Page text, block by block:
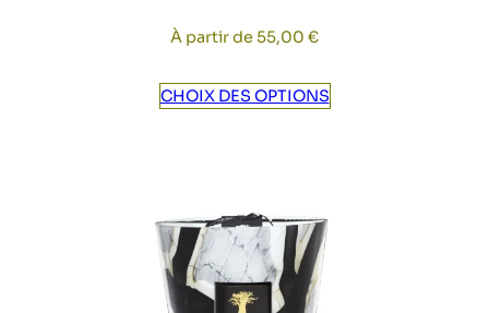
À partir de 55,00 €
CHOIX DES OPTIONS